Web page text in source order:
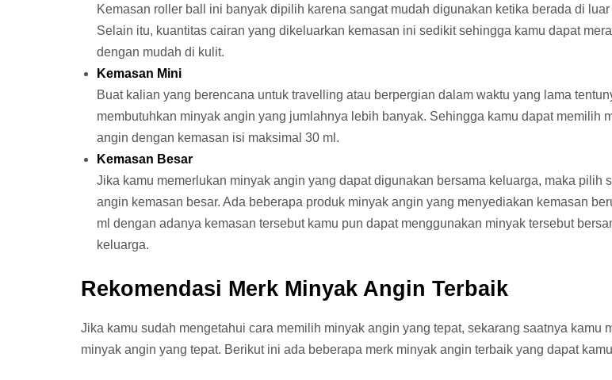
Kemasan roller ball ini banyak dipilih karena sangat mudah digunakan ketika berada di luar
Selain itu, kuantitas cairan yang dikeluarkan kemasan ini sedikit sehingga kamu dapat
dengan mudah di kulit.
Kemasan Mini
Buat kalian yang berencana untuk travelling atau berpergian dalam waktu yang lama
membutuhkan minyak angin yang jumlahnya lebih banyak. Sehingga kamu dapat memilih
angin dengan kemasan isi maksimal 30 ml.
Kemasan Besar
Jika kamu memerlukan minyak angin yang dapat digunakan bersama keluarga, maka pilih
angin kemasan besar. Ada beberapa produk minyak angin yang menyediakan kemasan
ml dengan adanya kemasan tersebut kamu pun dapat menggunakan minyak tersebut
keluarga.
Rekomendasi Merk Minyak Angin Terbaik
Jika kamu sudah mengetahui cara memilih minyak angin yang tepat, sekarang saatnya kamu
minyak angin yang tepat. Berikut ini ada beberapa merk minyak angin terbaik yang dapat